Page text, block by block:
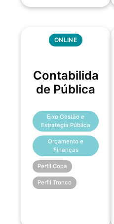
ONLINE
Contabilida
de Pública
Eixo Gestão e
Estratégia Pública
Orçamento e
Finanças
Perfil Copa
Perfil Tronco